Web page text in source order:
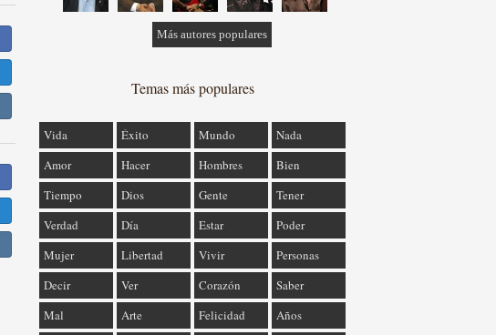
Más autores populares
Temas más populares
Vida Éxito Mundo
Nada
Amor
Hacer Hombres
Bien
Tiempo
Dios Gente
Tener
Verdad
Día Estar
Poder
Mujer
Libertad Vivir
Personas
Decir
Ver Corazón
Saber
Mal
Arte Felicidad
Años